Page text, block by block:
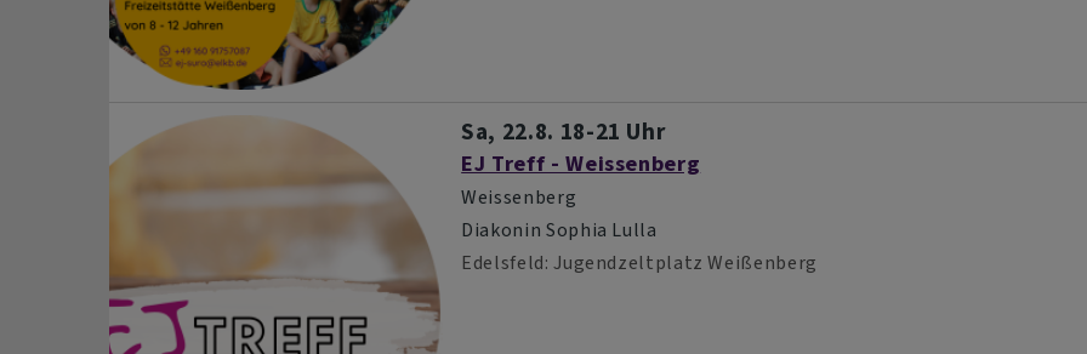
Sa, 22.8. 18-21 Uhr
EJ Treff - Weissenberg
Weissenberg
Diakonin Sophia Lulla
Edelsfeld Jugendzeltplatz Weißenberg